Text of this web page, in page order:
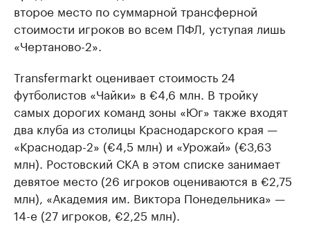
второе место по суммарной трансферной
стоимости игроков во всем ПФЛ, уступая лишь
«Чертаново-2».
Transfermarkt оценивает стоимость 24
футболистов «Чайки» в €4,6 млн. В тройку
самых дорогих команд зоны «Юг» также входят
два клуба из столицы Краснодарского края —
«Краснодар-2» (€4,5 млн) и «Урожай» (€3,63
млн). Ростовский СКА в этом списке занимает
девятое место (26 игроков оцениваются в €2,75
млн), «Академия им. Виктора Понедельника» —
14-е (27 игроков, €2,25 млн).